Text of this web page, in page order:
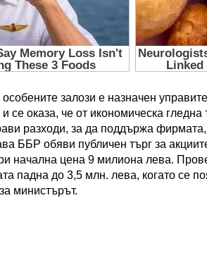
особените залози е назначен
се оказа, че от икономическа
разходи, за да поддържа фирмата,
ББР обяви публичен търг за
начална цена 9 милиона лева.
падна до 3,5 млн. лева, когато се
министърът.